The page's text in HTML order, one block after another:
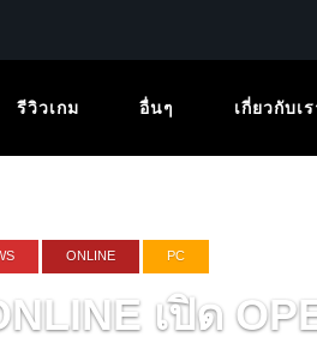
รีวิวเกม อื่นๆ เกี่ยวกับเร
ONLINE PC
เปิด